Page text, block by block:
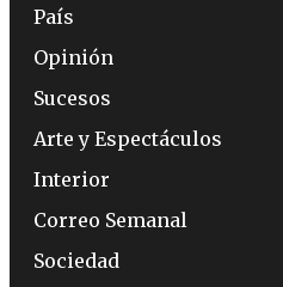
País
Opinión
Sucesos
Arte y Espectáculos
Interior
Correo Semanal
Sociedad